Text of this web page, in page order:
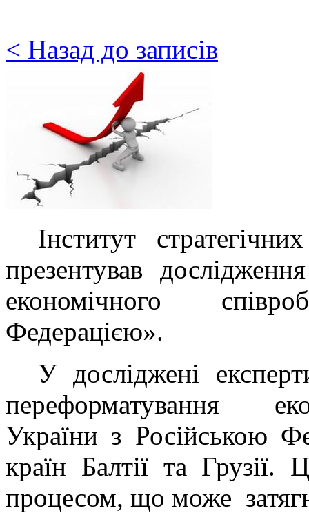
< Назад до записів
Інститут
презентував
економічного
Федерацією».
У досліджені
переформатування
України з Російською
країн Балтії та
процесом, що може